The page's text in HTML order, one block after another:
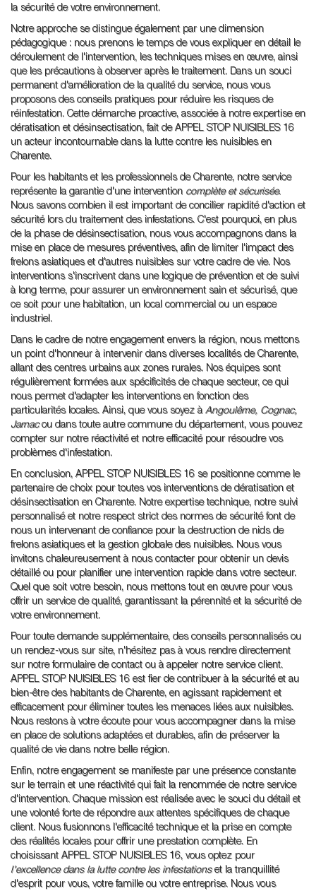
la sécurité de votre environnement.
Notre approche se distingue également par une dimension
pédagogique : nous prenons le temps de vous expliquer en détail le
déroulement de l'intervention, les techniques mises en œuvre, ainsi
que les précautions à observer après le traitement. Dans un souci
permanent d'amélioration de la qualité du service, nous vous
proposons des conseils pratiques pour réduire les risques de
réinfestation. Cette démarche proactive, associée à notre expertise en
dératisation et désinsectisation, fait de APPEL STOP NUISIBLES 16
un acteur incontournable dans la lutte contre les nuisibles en
Charente.
Pour les habitants et les professionnels de Charente, notre service
représente la garantie d'une intervention complète et sécurisée.
Nous savons combien il est important de concilier rapidité d'action et
sécurité lors du traitement des infestations. C'est pourquoi, en plus
de la phase de désinsectisation, nous vous accompagnons dans la
mise en place de mesures préventives, afin de limiter l'impact des
frelons asiatiques et d'autres nuisibles sur votre cadre de vie. Nos
interventions s'inscrivent dans une logique de prévention et de suivi
à long terme, pour assurer un environnement sain et sécurisé, que
ce soit pour une habitation, un local commercial ou un espace
industriel.
Dans le cadre de notre engagement envers la région, nous mettons
un point d'honneur à intervenir dans diverses localités de Charente,
allant des centres urbains aux zones rurales. Nos équipes sont
régulièrement formées aux spécificités de chaque secteur, ce qui
nous permet d'adapter les interventions en fonction des
particularités locales. Ainsi, que vous soyez à Angoulême, Cognac,
Jarnacou dans toute autre commune du département, vous pouvez
compter sur notre réactivité et notre efficacité pour résoudre vos
problèmes d'infestation.
En conclusion, APPEL STOP NUISIBLES 16 se positionne comme le
partenaire de choix pour toutes vos interventions de dératisation et
désinsectisation en Charente. Notre expertise technique, notre suivi
personnalisé et notre respect strict des normes de sécurité font de
nous un intervenant de confiance pour la destruction de nids de
frelons asiatiques et la gestion globale des nuisibles. Nous vous
invitons chaleureusement à nous contacter pour obtenir un devis
détaillé ou pour planifier une intervention rapide dans votre secteur.
Quel que soit votre besoin, nous mettons tout en œuvre pour vous
offrir un service de qualité, garantissant la pérennité et la sécurité de
votre environnement.
Pour toute demande supplémentaire, des conseils personnalisés ou
un rendez-vous sur site, n'hésitez pas à vous rendre directement
sur notre formulaire de contact ou à appeler notre service client.
APPEL STOP NUISIBLES 16 est fier de contribuer à la sécurité et au
bien-être des habitants de Charente, en agissant rapidement et
efficacement pour éliminer toutes les menaces liées aux nuisibles.
Nous restons à votre écoute pour vous accompagner dans la mise
en place de solutions adaptées et durables, afin de préserver la
qualité de vie dans notre belle région.
Enfin, notre engagement se manifeste par une présence constante
sur le terrain et une réactivité qui fait la renommée de notre service
d'intervention. Chaque mission est réalisée avec le souci du détail et
une volonté forte de répondre aux attentes spécifiques de chaque
client. Nous fusionnons l'efficacité technique et la prise en compte
des réalités locales pour offrir une prestation complète. En
choisissant APPEL STOP NUISIBLES 16, vous optez pour
l'excellence dans la lutte contre les infestationset la tranquillité
d'esprit pour vous, votre famille ou votre entreprise. Nous vous